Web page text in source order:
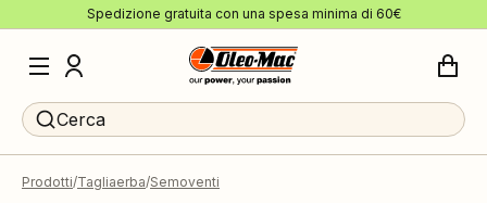
Spedizione gratuita con una spesa minima di 60€
Cerca
Prodotti Tagliaerba Semoventi